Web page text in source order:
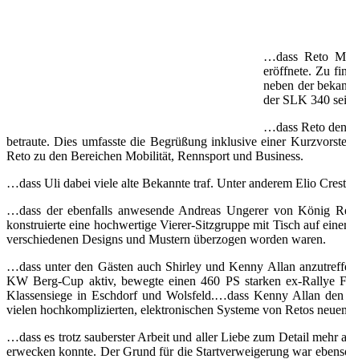
…dass Reto
eröffnete. Zu
neben der
der SLK 340
…dass Reto
betraute. Dies umfasste die Begrüßung inklusive einer
Reto zu den Bereichen Mobilität, Rennsport und Business.
…dass Uli dabei viele alte Bekannte traf. Unter anderem Elio
…dass der ebenfalls anwesende Andreas Ungerer von König
konstruierte eine hochwertige Vierer-Sitzgruppe mit Tisch auf
verschiedenen Designs und Mustern überzogen worden waren.
…dass unter den Gästen auch Shirley und Kenny Allan
KW Berg-Cup aktiv, bewegte einen 460 PS starken ex-Rallye
Klassensiege in Eschdorf und Wolsfeld.…dass Kenny Allan
vielen hochkomplizierten, elektronischen Systeme von Retos
…dass es trotz sauberster Arbeit und aller Liebe zum Detail
erwecken konnte. Der Grund für die Startverweigerung war